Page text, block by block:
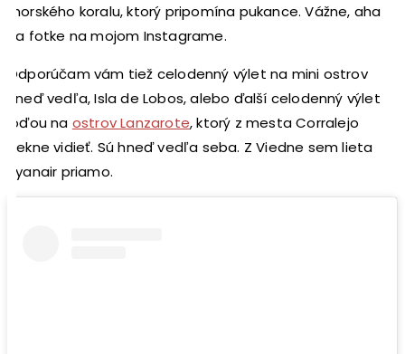
morského koralu, ktorý pripomína pukance. Vážne, aha
na fotke na mojom Instagrame.
Odporúčam vám tiež celodenný výlet na mini ostrov
hneď vedľa, Isla de Lobos, alebo ďalší celodenný výlet
loďou na ostrov Lanzarote, ktorý z mesta Corralejo
pekne vidieť. Sú hneď vedľa seba. Z Viedne sem lieta
Ryanair priamo.